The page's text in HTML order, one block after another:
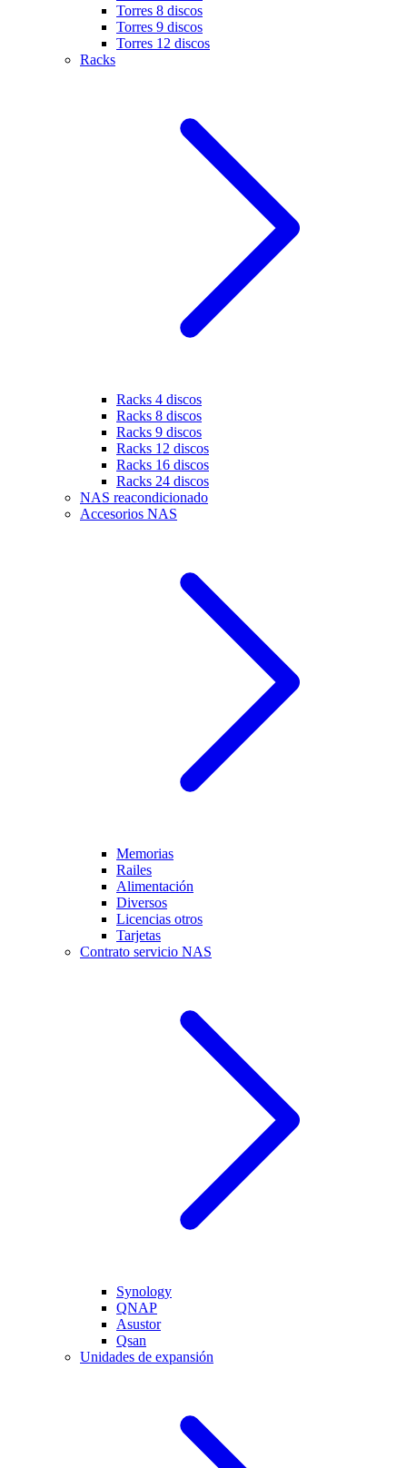
Torres 8 discos
Torres 9 discos
Torres 12 discos
Racks
Racks 4 discos
Racks 8 discos
Racks 9 discos
Racks 12 discos
Racks 16 discos
Racks 24 discos
NAS reacondicionado
Accesorios NAS
Memorias
Railes
Alimentación
Diversos
Licencias otros
Tarjetas
Contrato servicio NAS
Synology
QNAP
Asustor
Qsan
Unidades de expansión